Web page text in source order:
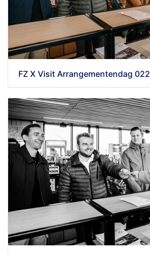
FZ X Visit Arrangementendag 022